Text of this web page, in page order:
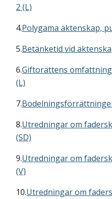
2 (L)
4.Polygama äktenskap,
5.Betänketid vid
6.Giftorättens
(L)
7.
8.Utredningar om
(SD)
9.Utredningar om
(V)
10.Utredningar om